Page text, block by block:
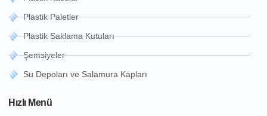
Plastik Paletler
Plastik Saklama Kutuları
Şemsiyeler
Su Depoları ve Salamura Kapları
Hızlı Menü